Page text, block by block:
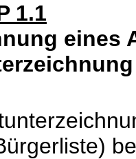
1.1
eines